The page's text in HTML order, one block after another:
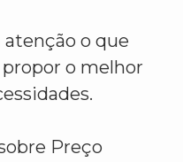
o que
o melhor
Preço